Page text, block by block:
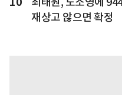
재상고 않으면 확정